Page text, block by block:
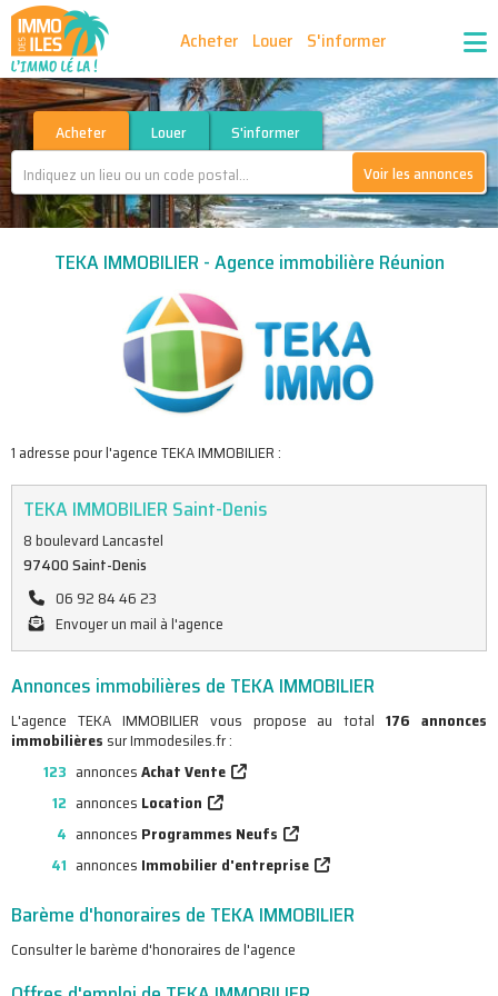
Acheter Louer S'informer
Publiez vos annonces Nos agences partenaires
Nos outils Ma sélection d'annonces
Recrutement Partenaires
Acheter Louer
S'informer
Voir les annonces
TEKA IMMOBILIER - Agence immobilière Réunion
1 adresse pour l'agence TEKA IMMOBILIER :
TEKA IMMOBILIER Saint-Denis
8 boulevard Lancastel
97400 Saint-Denis
06 92 84 46 23
Envoyer un mail à l'agence
Annonces immobilières de TEKA IMMOBILIER
L'agence TEKA IMMOBILIER vous propose au total176 annonces
immobilières sur Immodesiles.fr :
123 annoncesAchat Vente
12 annonces Location
4 annonces Programmes Neufs
41 annonces Immobilier d'entreprise
Barème d'honoraires de TEKA IMMOBILIER
Consulter le barème d'honoraires de l'agence